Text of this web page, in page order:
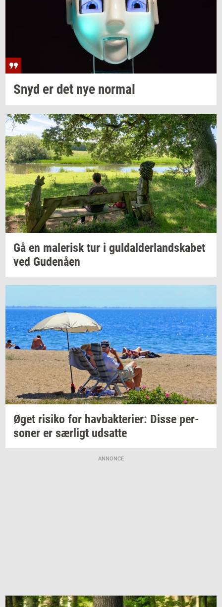
Snyd er det nye nor­mal
Gå en ma­le­risktur i gul­dal­der­land­ska­bet
ved Gu­denå­en
Øget ri­si­ko for hav­bak­te­ri­er: Disse per­
so­ner er sær­ligt ud­sat­te
ANNONCE